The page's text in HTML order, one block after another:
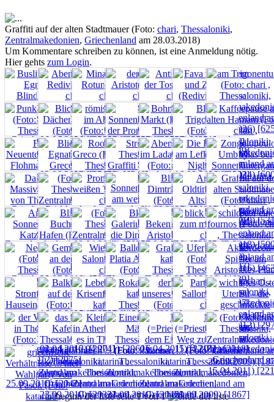
Graffiti auf der alten Stadtmauer (Foto: chari, Thessaloniki,
Zentralmakedonien, Griechenland am 28.03.2018)
Um Kommentare schreiben zu können, ist eine Anmeldung nötig.
Hier gehts zum Login.
seite 1 von 1